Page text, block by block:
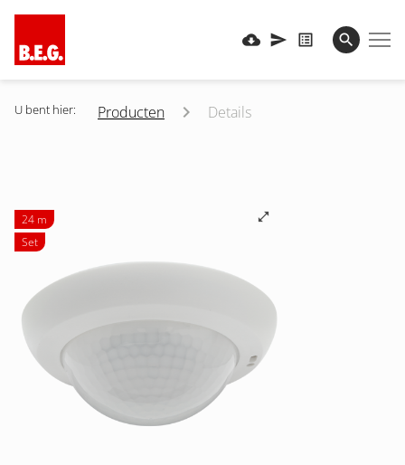
U bent hier: Producten Details
24 m
Set